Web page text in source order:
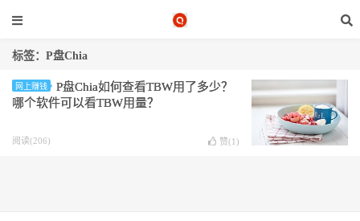
标签：P盘Chia
网上赚钱
P盘Chia如何查看TBW用了多少？
哪个软件可以看TBW用量？
阅读(206) 赞(1 )